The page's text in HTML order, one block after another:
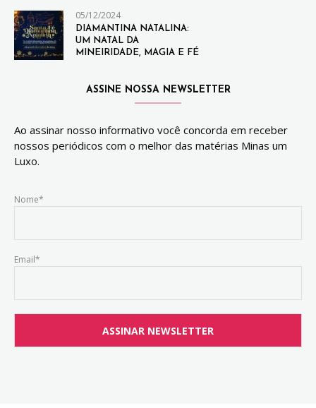
05/12/2024
DIAMANTINA NATALINA:
UM NATAL DA
MINEIRIDADE, MAGIA E FÉ
ASSINE NOSSA NEWSLETTER
Ao assinar nosso informativo você concorda em receber
nossos periódicos com o melhor das matérias Minas um
Luxo.
Nome*
Email*